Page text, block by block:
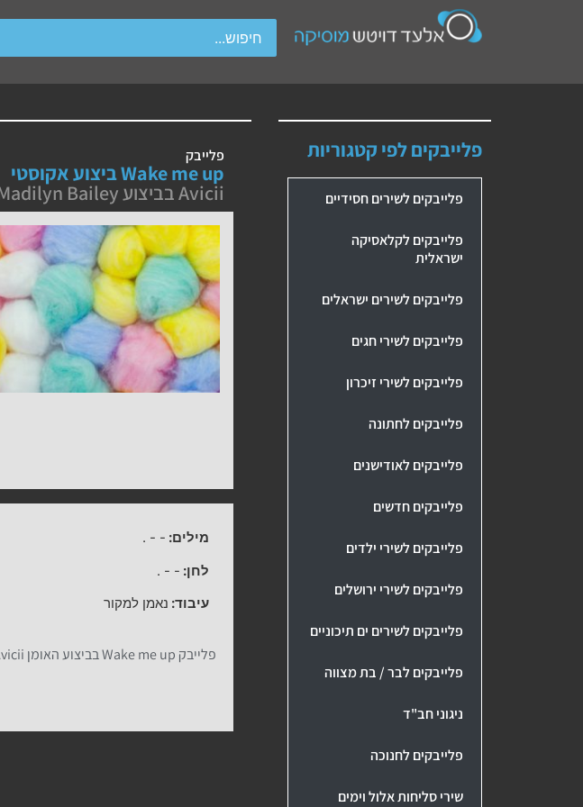
by touch or with swipe gestures.
פלייבקים לפי קטגוריות
פלייבקים לשירים חסידיים
פלייבקים לקלאסיקה
ישראלית
פלייבקים לשירים ישראלים
פלייבקים לשירי חגים
פלייבקים לשירי זיכרון
פלייבקים לחתונה
פלייבקים לאודישנים
פלייבקים חדשים
פלייבקים לשירי ילדים
פלייבקים לשירי ירושלים
פלייבקים לשירים ים תיכוניים
פלייבקים לבר / בת מצווה
ניגוני חב"ד
פלייבקים לחנוכה
שירי סליחות אלול וימים
פלייבק
Wake me up ביצוע אקוסטי
Avicii בביצוע Madilyn Bailey
מילים: -
-
.
לחן: -
-
.
עיבוד: נאמן למקור